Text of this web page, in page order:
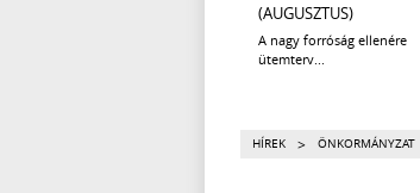
(AUGUSZTUS)
A nagy forróság ellenére
ütemterv...
HÍREK > ÖNKORMÁNYZAT